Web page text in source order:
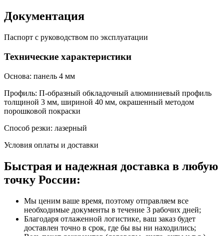
Документация
Паспорт с руководством по эксплуатации
Технические характеристики
Основа: панель 4 мм
Профиль: П-образный обкладочный алюминиевый профиль
толщиной 3 мм, шириной 40 мм, окрашенный методом
порошковой покраски
Способ резки: лазерный
Условия оплаты и доставки
Быстрая и надежная доставка в любую
точку России:
Мы ценим ваше время, поэтому отправляем все
необходимые документы в течение 3 рабочих дней;
Благодаря отлаженной логистике, ваш заказ будет
доставлен точно в срок, где бы вы ни находились;